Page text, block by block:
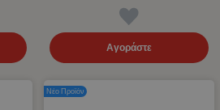
Αγοράστε
Νέο Προϊόν